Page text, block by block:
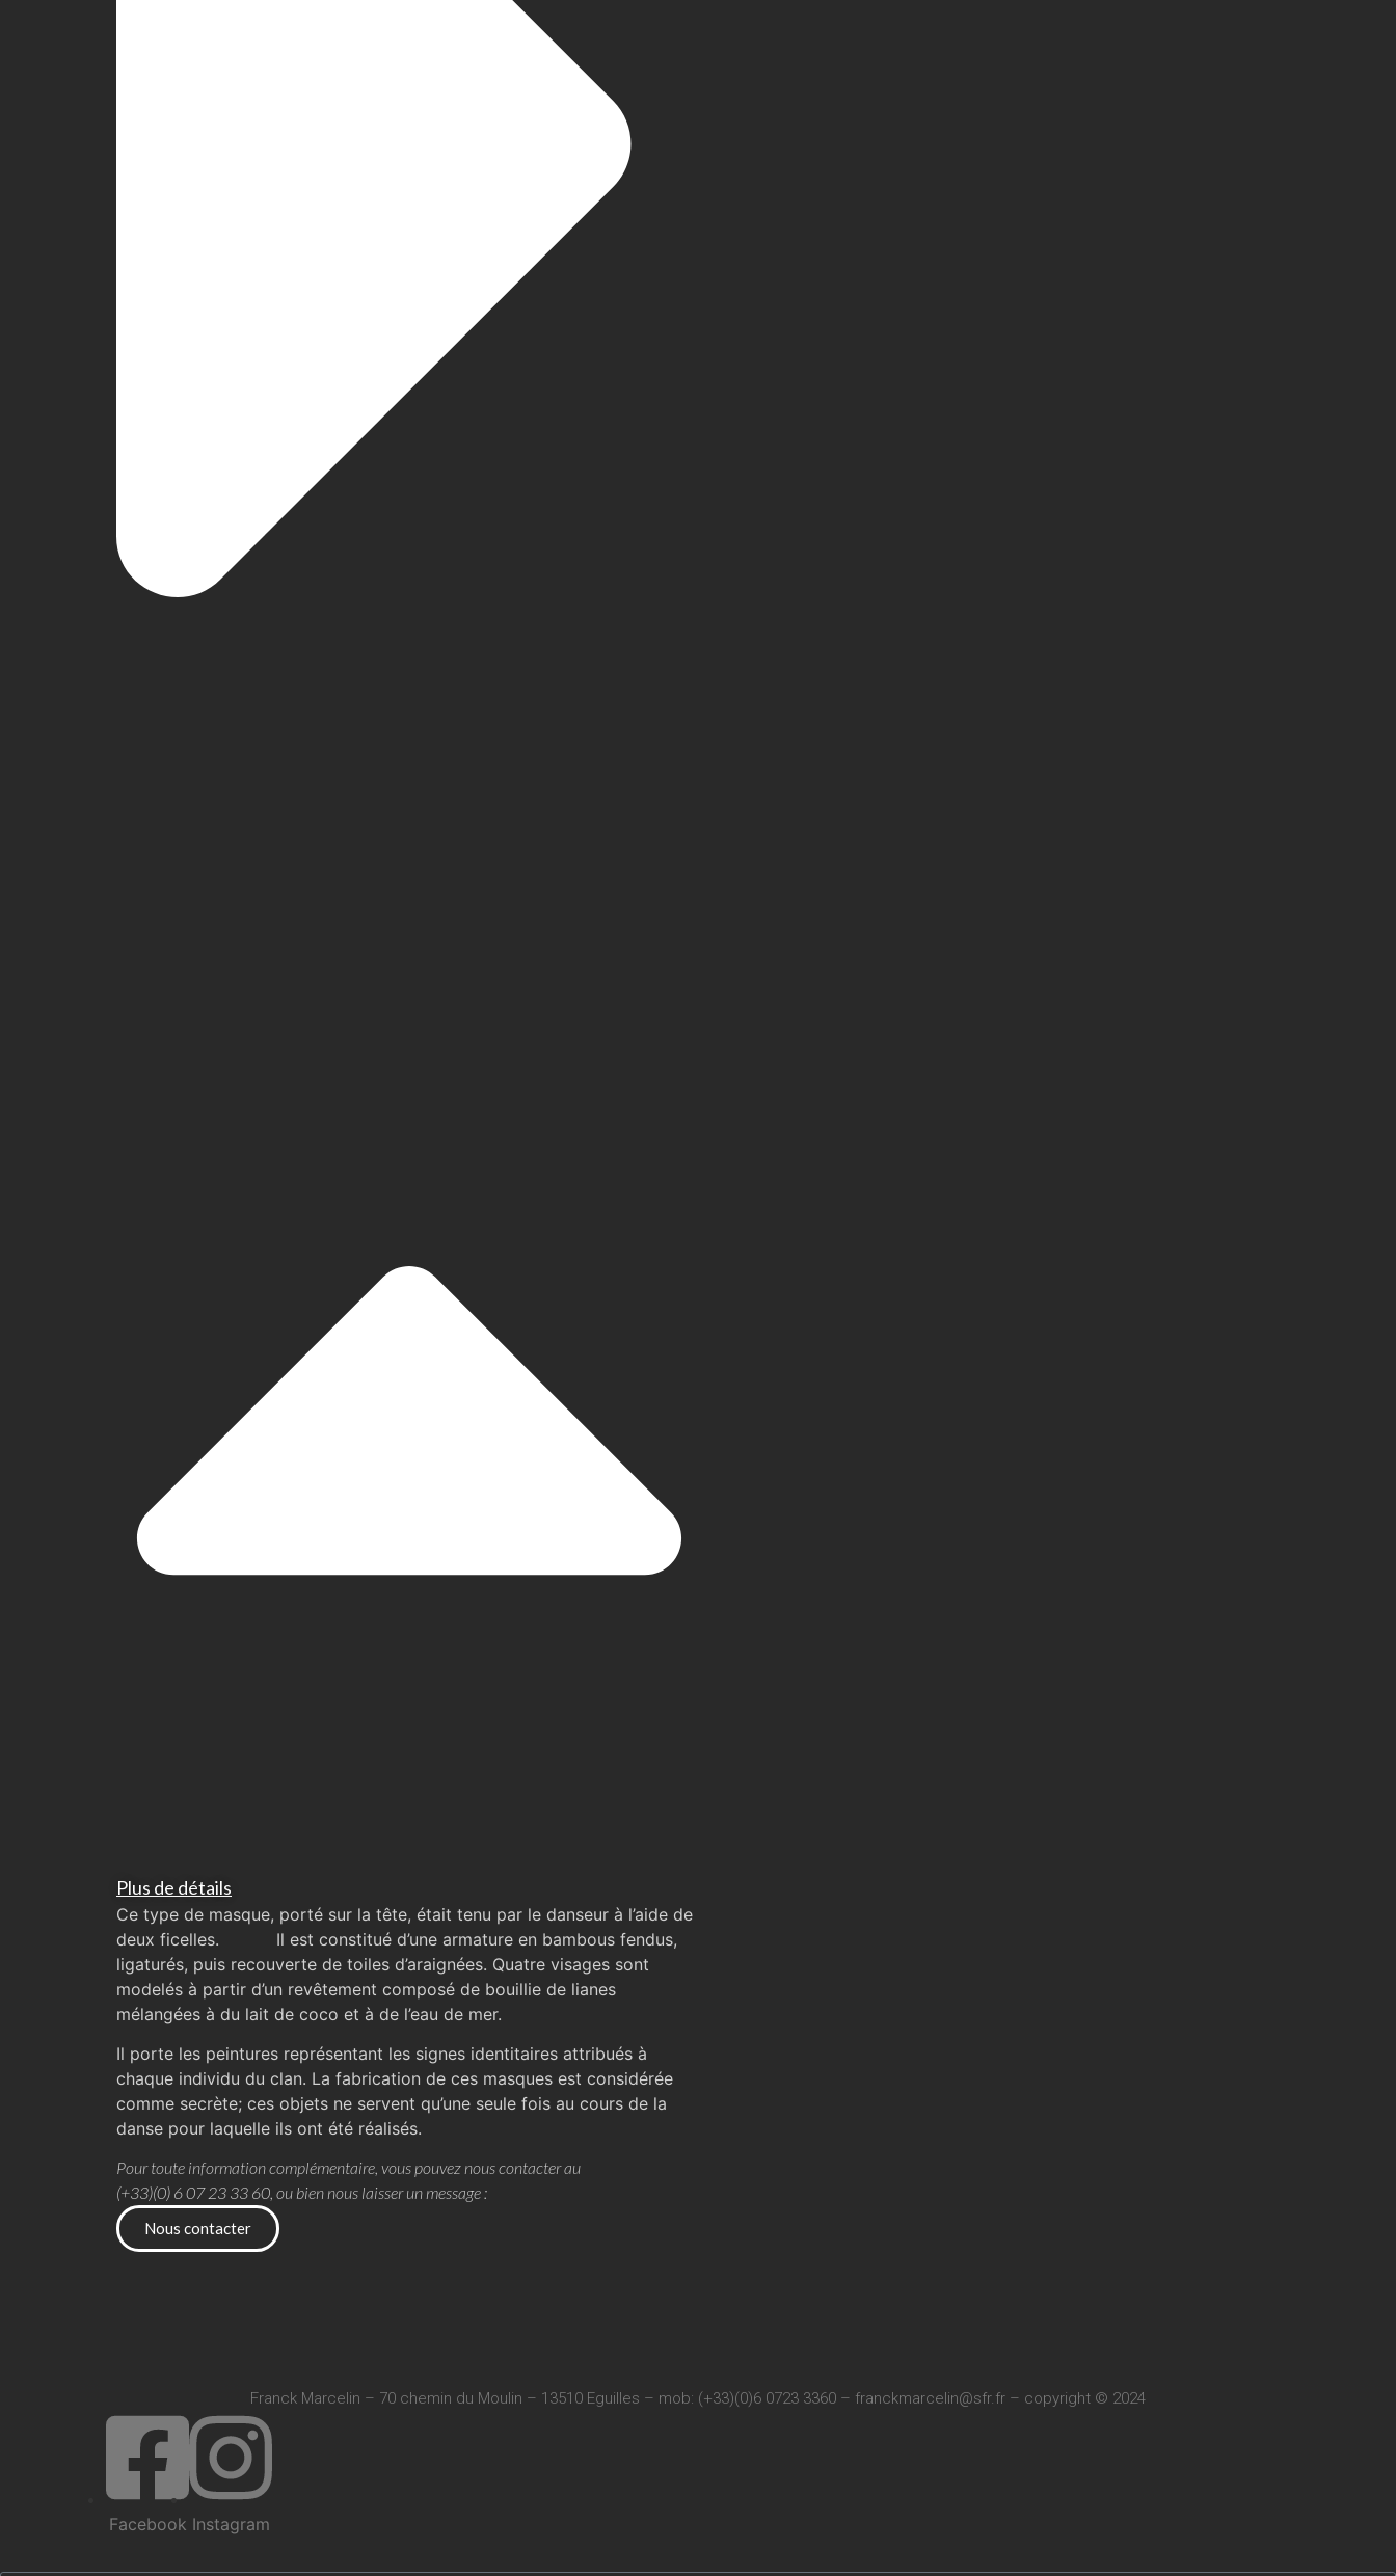
Plus de détails
Ce type de masque, porté sur la tête, était tenu par le danseur à l’aide de
deux ficelles. Il est constitué d’une armature en bambous fendus,
ligaturés, puis recouverte de toiles d’araignées. Quatre visages sont
modelés à partir d’un revêtement composé de bouillie de lianes
mélangées à du lait de coco et à de l’eau de mer.
Il porte les peintures représentant les signes identitaires attribués à
chaque individu du clan. La fabrication de ces masques est considérée
comme secrète; ces objets ne servent qu’une seule fois au cours de la
danse pour laquelle ils ont été réalisés.
Pour toute information complémentaire, vous pouvez nous contacter au
(+33)(0) 6 07 23 33 60, ou bien nous laisser un message :
Nous contacter
Franck Marcelin – 70 chemin du Moulin – 13510 Eguilles – mob: (+33)(0)6 0723 3360 – franckmarcelin@sfr.fr – copyright © 2024
Facebook Instagram